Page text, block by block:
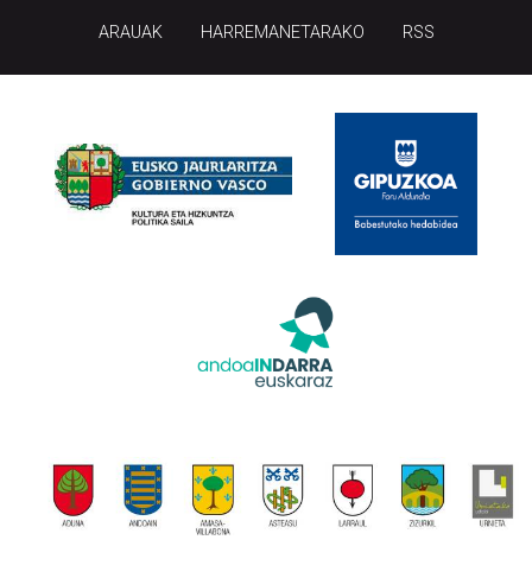
ARAUAK HARREMANETARAKO RSS